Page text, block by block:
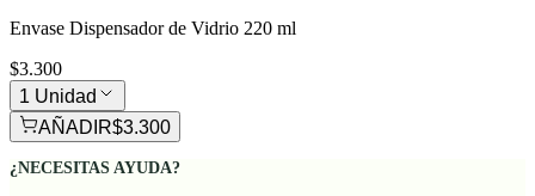
Envase Dispensador de Vidrio 220 ml
$3.300
1 Unidad
AÑADIR$3.300
¿NECESITAS AYUDA?